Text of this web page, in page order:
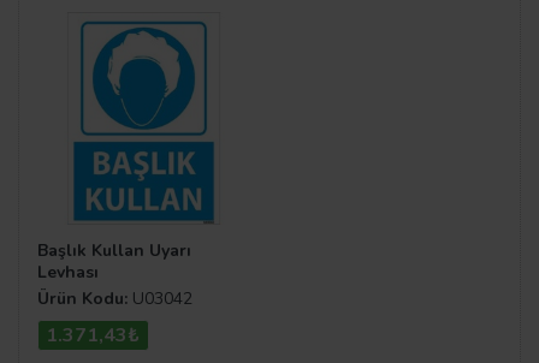
Başlık Kullan Uyarı
Levhası
Ürün Kodu: U03042
1.371,43₺